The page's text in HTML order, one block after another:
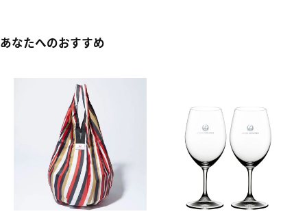
あなたへのおすすめ